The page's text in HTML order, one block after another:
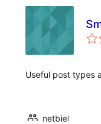
Useful post types
netbiel